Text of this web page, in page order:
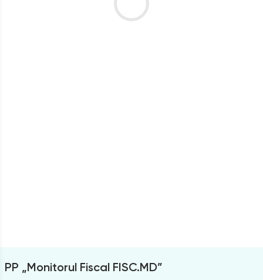
PP „Monitorul Fiscal FISC.MD”